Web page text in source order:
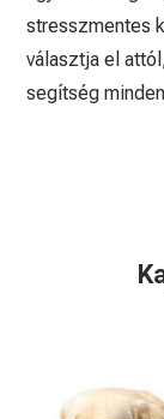
stresszmentes
választja el
segítség